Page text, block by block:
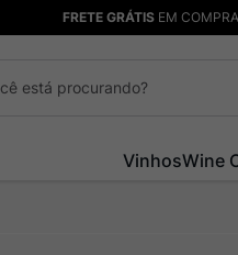
FRETE GRÁTISEM
VinhosWine